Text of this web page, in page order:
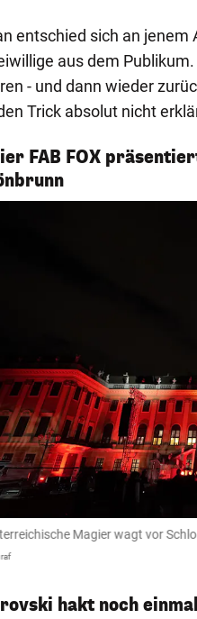
entschied sich an
aus dem
- und dann wieder
Trick absolut nicht
FAB FOX
1/5
Magier wagt vor
hakt noch